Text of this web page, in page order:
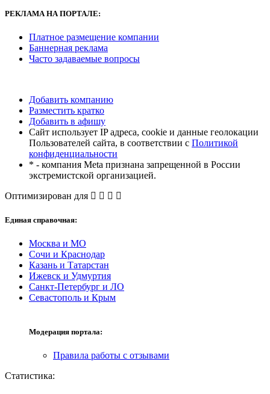
РЕКЛАМАНА ПОРТАЛЕ:
Платное размещение компании
Баннерная реклама
Часто задаваемые вопросы
Добавить компанию
Разместить кратко
Добавить в афишу
Сайт использует IP адреса, cookie и данные геолокации
Пользователей сайта, в соответствии с Политикой
конфиденциальности
* - компания Meta признана запрещенной в России
экстремистской организацией.
Оптимизирован для
Единая справочная:
Москва и МО
Сочи и Краснодар
Казань и Татарстан
Ижевск и Удмуртия
Санкт-Петербург и ЛО
Севастополь и Крым
Модерация портала:
Правила работы с отзывами
Статистика: